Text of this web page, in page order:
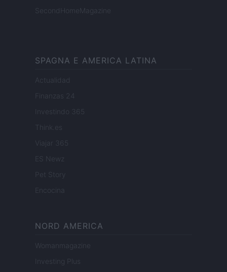
SecondHomeMagazine
SPAGNA E AMERICA LATINA
Actualidad
Finanzas 24
Investindo 365
Think.es
Viajar 365
ES Newz
Pet Story
Encocina
NORD AMERICA
Womanmagazine
Investing Plus